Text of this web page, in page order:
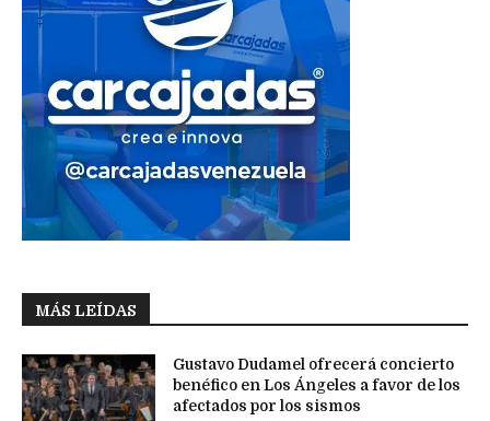
MÁS LEÍDAS
Gustavo Dudamel ofrecerá concierto
benéfico en Los Ángeles a favor de los
afectados por los sismos